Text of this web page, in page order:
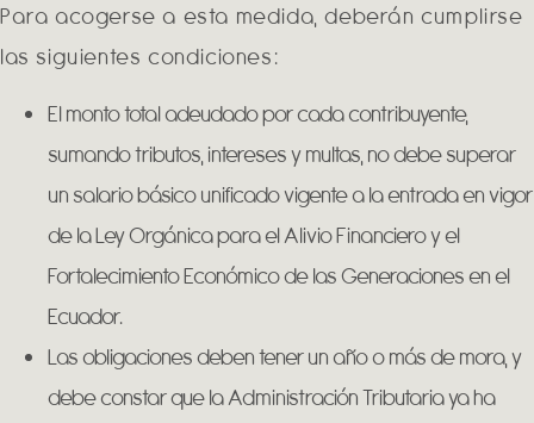
Para acogerse a esta medida, deberán cumplirse
las siguientes condiciones:
El monto total adeudado por cada contribuyente,
sumando tributos, intereses y multas, no debe superar
un salario básico unificado vigente a la entrada en vigor
de la Ley Orgánica para el Alivio Financiero y el
Fortalecimiento Económico de las Generaciones en el
Ecuador.
Las obligaciones deben tener un año o más de mora, y
debe constar que la Administración Tributaria ya ha